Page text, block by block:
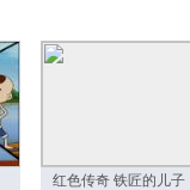
红色传奇 铁匠的儿子